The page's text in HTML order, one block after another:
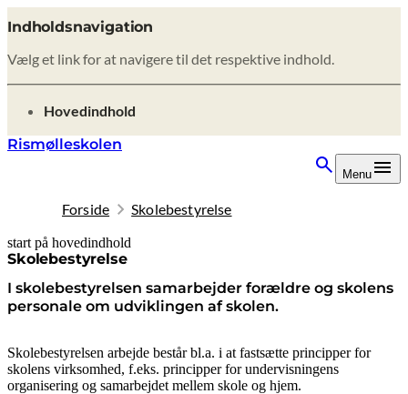
Indholdsnavigation
Vælg et link for at navigere til det respektive indhold.
gå til
Hovedindhold
Rismølleskolen
Menu
Forside Skolebestyrelse
start på hovedindhold
Skolebestyrelse
I skolebestyrelsen samarbejder forældre og skolens
personale om udviklingen af skolen.
senest opdateret 8. maj 2026
Skolebestyrelsen arbejde består bl.a. i at fastsætte principper for
skolens virksomhed, f.eks. principper for undervisningens
organisering og samarbejdet mellem skole og hjem.